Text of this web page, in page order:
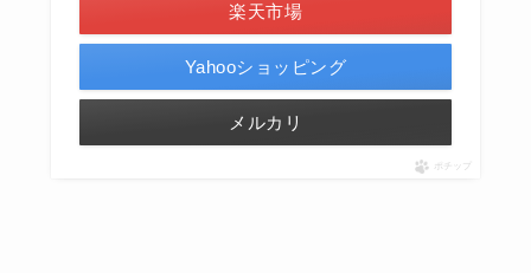
楽天市場
Yahooショッピング
メルカリ
ポチップ